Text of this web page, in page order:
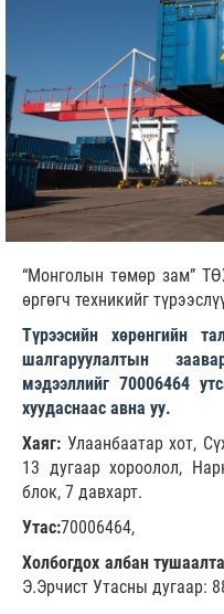
“Монголын төмөр зам”
өргөгч техникийг
Түрээсийн хөрөнгийн
шалгаруулалтын
мэдээллийг 70006464
хуудаснаас авна уу.
Хаяг: Улаанбаатар хот,
13 дугаар хороолол,
блок, 7 давхарт.
Утас:70006464,
Холбогдох албан
Э.Эрчист Утасны дугаар: